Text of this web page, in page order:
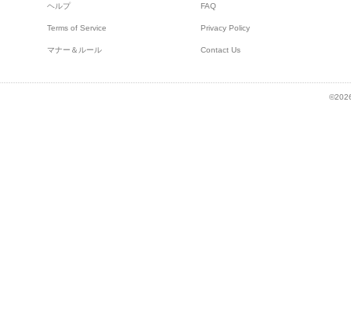
ヘルプ FAQ
Terms of Service Privacy Policy
マナー＆ルール Contact Us